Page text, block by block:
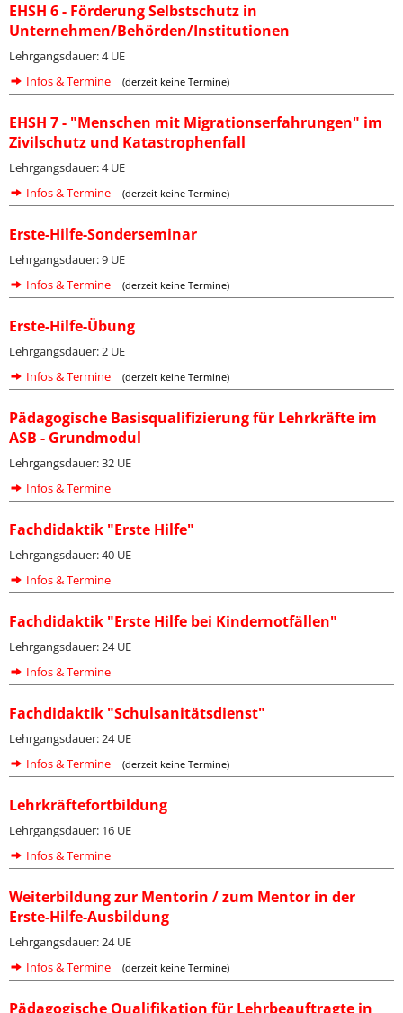
EHSH 6 - Förderung Selbstschutz in
Unternehmen/Behörden/Institutionen
Lehrgangsdauer: 4 UE
Infos & Termine
(derzeit keine Termine)
EHSH 7 - "Menschen mit Migrationserfahrungen" im
Zivilschutz und Katastrophenfall
Lehrgangsdauer: 4 UE
Infos & Termine
(derzeit keine Termine)
Erste-Hilfe-Sonderseminar
Lehrgangsdauer: 9 UE
Infos & Termine
(derzeit keine Termine)
Erste-Hilfe-Übung
Lehrgangsdauer: 2 UE
Infos & Termine
(derzeit keine Termine)
Pädagogische Basisqualifizierung für Lehrkräfte im
ASB - Grundmodul
Lehrgangsdauer: 32 UE
Infos & Termine
Fachdidaktik "Erste Hilfe"
Lehrgangsdauer: 40 UE
Infos & Termine
Fachdidaktik "Erste Hilfe bei Kindernotfällen"
Lehrgangsdauer: 24 UE
Infos & Termine
Fachdidaktik "Schulsanitätsdienst"
Lehrgangsdauer: 24 UE
Infos & Termine
(derzeit keine Termine)
Lehrkräftefortbildung
Lehrgangsdauer: 16 UE
Infos & Termine
Weiterbildung zur Mentorin / zum Mentor in der
Erste-Hilfe-Ausbildung
Lehrgangsdauer: 24 UE
Infos & Termine
(derzeit keine Termine)
Pädagogische Qualifikation für Lehrbeauftragte in